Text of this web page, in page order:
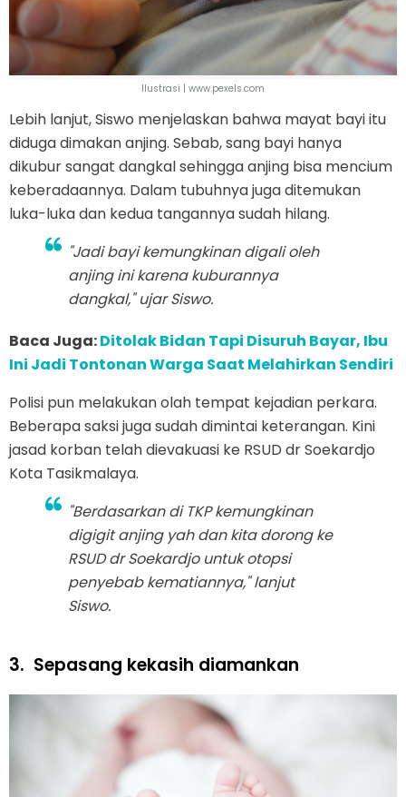
Ilustrasi | www.pexels.com
Lebih lanjut, Siswo menjelaskan bahwa mayat bayi itu
diduga dimakan anjing. Sebab, sang bayi hanya
dikubur sangat dangkal sehingga anjing bisa mencium
keberadaannya. Dalam tubuhnya juga ditemukan
luka-luka dan kedua tangannya sudah hilang.
"Jadi bayi kemungkinan digali oleh
anjing ini karena kuburannya
dangkal," ujar Siswo.
Baca Juga:Ditolak Bidan Tapi Disuruh Bayar, Ibu
Ini Jadi Tontonan Warga Saat Melahirkan Sendiri
Polisi pun melakukan olah tempat kejadian perkara.
Beberapa saksi juga sudah dimintai keterangan. Kini
jasad korban telah dievakuasi ke RSUD dr Soekardjo
Kota Tasikmalaya.
"Berdasarkan di TKP kemungkinan
digigit anjing yah dan kita dorong ke
RSUD dr Soekardjo untuk otopsi
penyebab kematiannya," lanjut
Siswo.
3. Sepasang kekasih diamankan